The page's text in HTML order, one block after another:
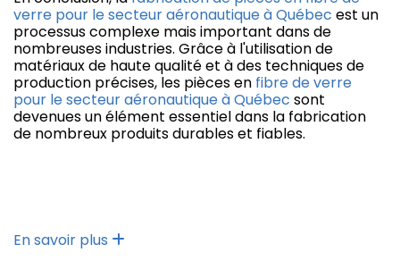
verre pour le secteur aéronautique à Québec est un
processus complexe mais important dans de
nombreuses industries. Grâce à l'utilisation de
matériaux de haute qualité et à des techniques de
production précises, les pièces en fibre de verre
pour le secteur aéronautique à Québec sont
devenues un élément essentiel dans la fabrication
de nombreux produits durables et fiables.
En savoir plus